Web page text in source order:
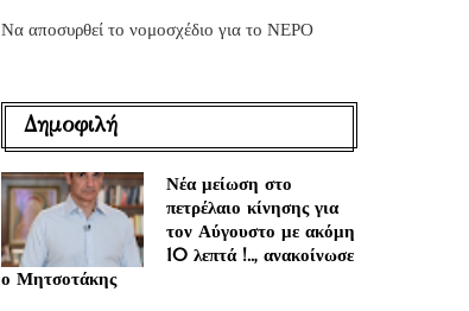
Να αποσυρθεί το νομοσχέδιο για το ΝΕΡΟ
Δημοφιλή
Νέα μείωση στο
πετρέλαιο κίνησης για
τον Αύγουστο με ακόμη
10 λεπτά !.., ανακοίνωσε
ο Μητσοτάκης